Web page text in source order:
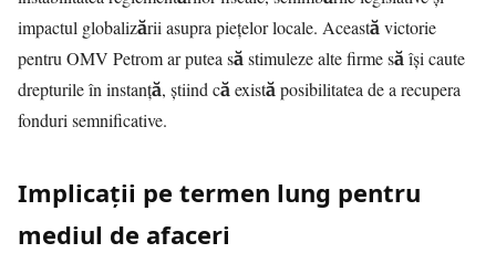
impactul globalizării asupra piețelor locale. Această victorie
pentru OMV Petrom ar putea să stimuleze alte firme să își caute
drepturile în instanță, știind că există posibilitatea de a recupera
fonduri semnificative.
Implicații pe termen lung pentru
mediul de afaceri